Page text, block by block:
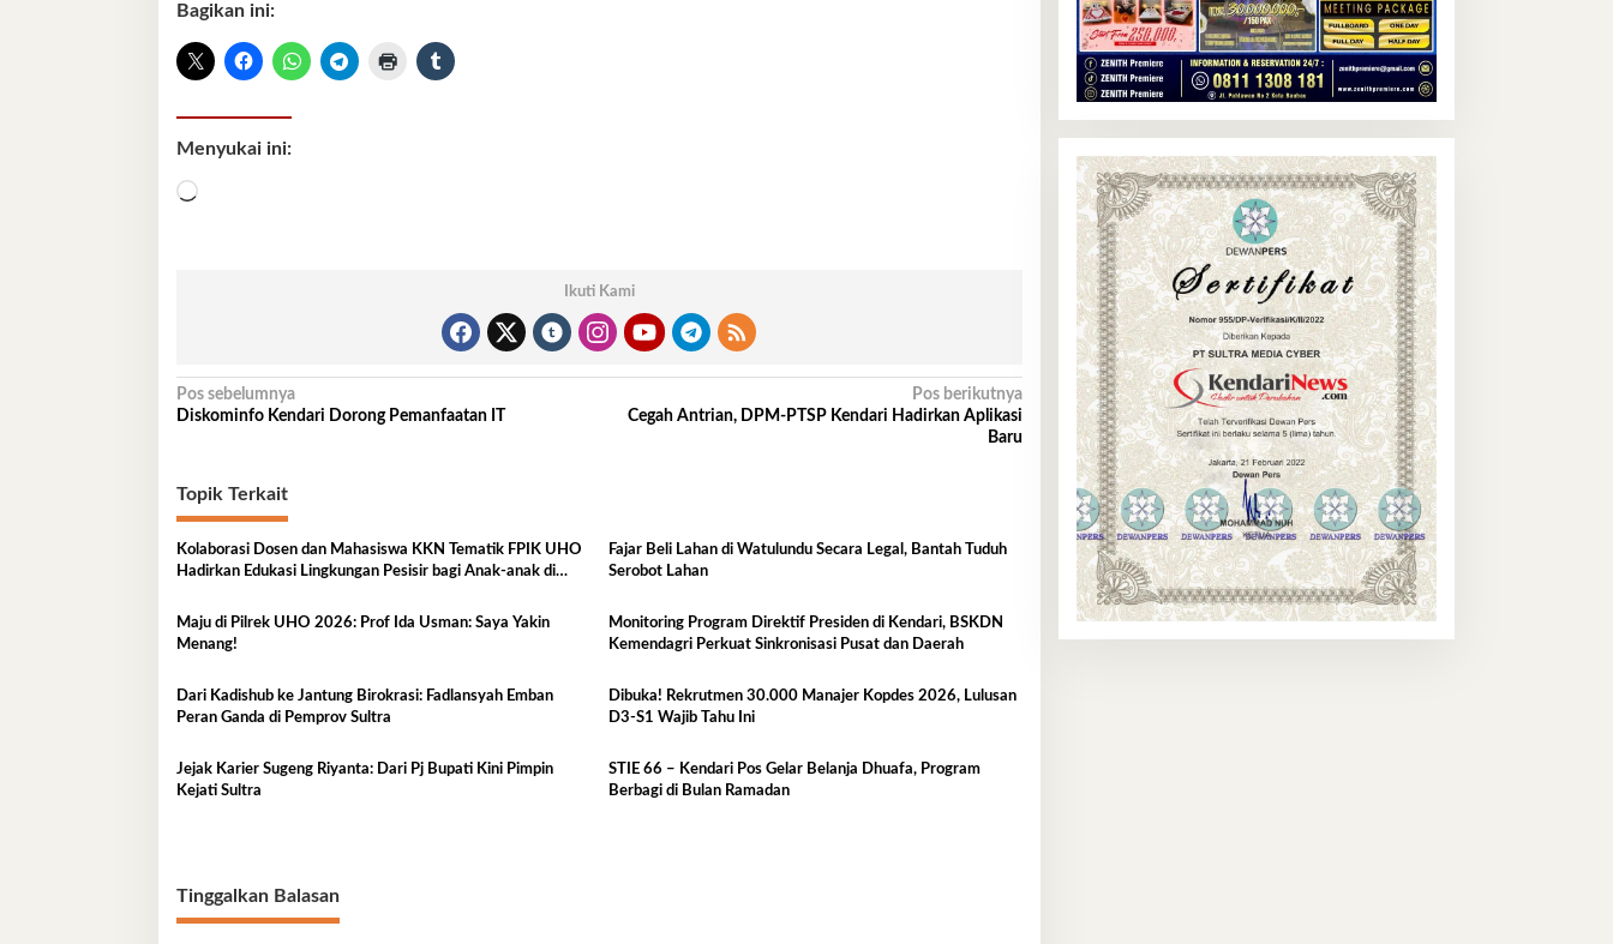
Bagikan ini:
Menyukai ini:
Memuat...
Ikuti Kami
Navigasi
Pos sebelumnya
Diskominfo Kendari Dorong Pemanfaatan IT
Pos berikutnya
Cegah Antrian, DPM-PTSP Kendari Hadirkan Aplikasi
Baru
Topik Terkait
Kolaborasi Dosen dan Mahasiswa KKN Tematik FPIK UHO
Hadirkan Edukasi Lingkungan Pesisir bagi Anak-anak di
Fajar Beli Lahan di Watulundu Secara Legal, Bantah Tuduh
Serobot Lahan
Maju di Pilrek UHO 2026: Prof Ida Usman: Saya Yakin
Menang!
Monitoring Program Direktif Presiden di Kendari, BSKDN
Kemendagri Perkuat Sinkronisasi Pusat dan Daerah
Dari Kadishub ke Jantung Birokrasi: Fadlansyah Emban
Peran Ganda di Pemprov Sultra
Dibuka! Rekrutmen 30.000 Manajer Kopdes 2026, Lulusan
D3-S1 Wajib Tahu Ini
Jejak Karier Sugeng Riyanta: Dari Pj Bupati Kini Pimpin
Kejati Sultra
STIE 66 – Kendari Pos Gelar Belanja Dhuafa, Program
Berbagi di Bulan Ramadan
Tinggalkan Balasan